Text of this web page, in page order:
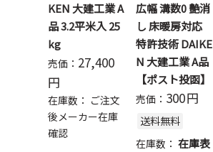
KEN 大建工業 A
品 3.2平米入 25
kg
売価： 27,400
円
在庫数： ご注文
後メーカー在庫
確認
広幅 溝数0 艶消
し 床暖房対応
特許技術 DAIKE
N 大建工業 A品
【ポスト投函】
売価： 300円
送料無料
在庫数： 在庫表